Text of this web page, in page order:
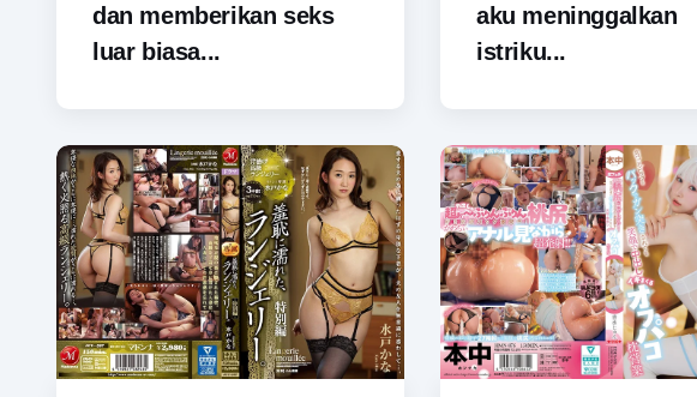
dan memberikan seks
luar biasa...
aku meninggalkan
istriku...